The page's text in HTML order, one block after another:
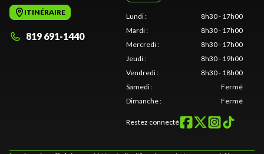
ITINÉRAIRE
819 691-1440
Lundi:
8h30 - 17h00
Mardi:
8h30 - 17h00
Mercredi:
8h30 - 17h00
Jeudi:
8h30 - 19h00
Vendredi:
8h30 - 18h00
Samedi:
Fermé
Dimanche: Fermé
Restez connecté